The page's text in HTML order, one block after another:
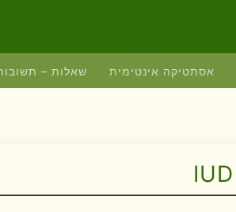
אסתטיקה אינטימית שאלות –